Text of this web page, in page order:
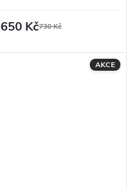
650 Kč730 Kč
AKCE